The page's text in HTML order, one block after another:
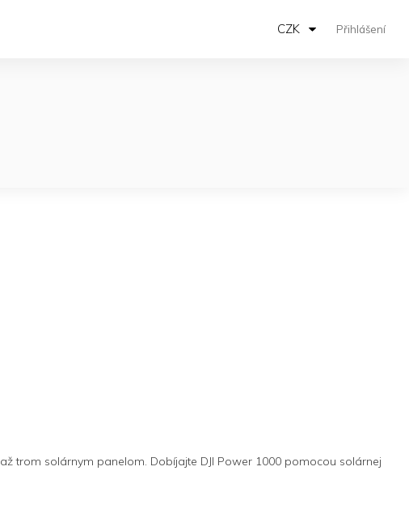
CZK Přihlášení
trom solárnym panelom. Dobíjajte DJI Power 1000 pomocou solárnej